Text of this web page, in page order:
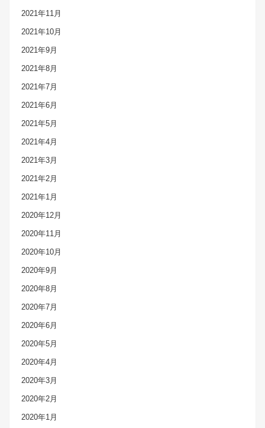
2021年11月
2021年10月
2021年9月
2021年8月
2021年7月
2021年6月
2021年5月
2021年4月
2021年3月
2021年2月
2021年1月
2020年12月
2020年11月
2020年10月
2020年9月
2020年8月
2020年7月
2020年6月
2020年5月
2020年4月
2020年3月
2020年2月
2020年1月